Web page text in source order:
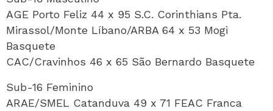
AGE Porto Feliz 44 x 95 S.C. Corinthians Pta.
Mirassol/Monte Líbano/ARBA 64 x 53 Mogi
Basquete
CAC/Cravinhos 46 x 65 São Bernardo Basquete
Sub-16 Feminino
ARAE/SMEL Catanduva 49 x 71 FEAC Franca